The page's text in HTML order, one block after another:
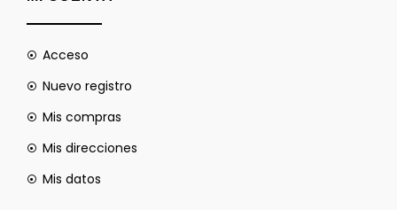
Acceso
Nuevo registro
Mis compras
Mis direcciones
Mis datos